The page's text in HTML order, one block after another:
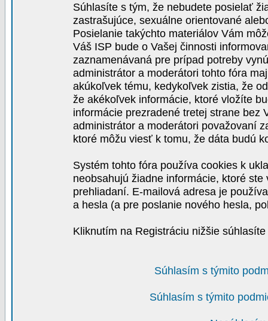
Súhlasíte s tým, že nebudete posielať
zastrašujúce, sexuálne orientované
Posielanie takýchto materiálov Vám
Váš ISP bude o Vašej činnosti
zaznamenávaná pre prípad potreby
administrátor a moderátori tohto fóra
akúkoľvek tému, kedykoľvek zistia, že
že akékoľvek informácie, ktoré vložíte
informácie prezradené tretej strane bez
administrátor a moderátori považovaní
ktoré môžu viesť k tomu, že dáta budú
Systém tohto fóra používa cookies k
neobsahujú žiadne informácie, ktoré
prehliadaní. E-mailová adresa je
a hesla (a pre poslanie nového hesla,
Kliknutím na Registráciu nižšie
Súhlasím s týmito
Súhlasím s týmito